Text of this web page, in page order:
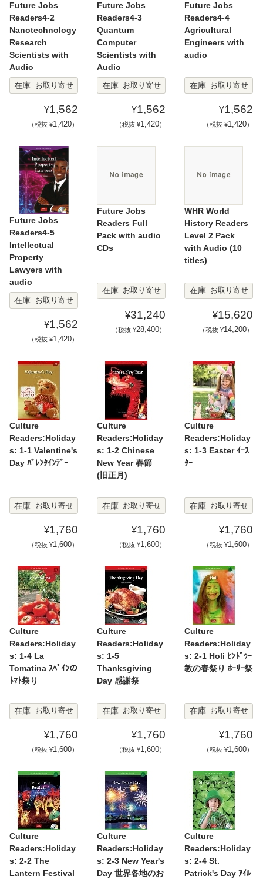
Future Jobs
Readers4-2
Nanotechnology
Research
Scientists with
Audio
在庫
お取り寄せ
¥1,562
（税抜 ¥1,420）
Future Jobs
Readers4-3
Quantum
Computer
Scientists with
Audio
在庫
お取り寄せ
¥1,562
（税抜 ¥1,420）
Future Jobs
Readers4-4
Agricultural
Engineers with
audio
在庫 お取り寄せ
¥1,562
（税抜 ¥1,420）
Future Jobs
Readers4-5
Intellectual
Property
Lawyers with
audio
在庫
お取り寄せ
¥1,562
（税抜 ¥1,420）
Future Jobs
Readers Full
Pack with audio
CDs
在庫 お取り寄せ
¥31,240
（税抜 ¥28,400）
WHR World
History Readers
Level 2 Pack
with Audio (10
titles)
在庫 お取り寄せ
¥15,620
（税抜 ¥14,200）
Culture
Readers:Holiday
s: 1-1 Valentine's
Day ﾊﾞﾚﾝﾀｲﾝﾃﾞｰ
在庫 お取り寄せ
¥1,760
（税抜 ¥1,600）
Culture
Readers:Holiday
s: 1-2 Chinese
New Year 春節
(旧正月)
在庫 お取り寄せ
¥1,760
（税抜 ¥1,600）
Culture
Readers:Holiday
s: 1-3 Easter ｲｰｽ
ﾀｰ
在庫 お取り寄せ
¥1,760
（税抜 ¥1,600）
Culture
Readers:Holiday
s: 1-4 La
Tomatina ｽﾍﾟｲﾝの
ﾄﾏﾄ祭り
在庫 お取り寄せ
¥1,760
（税抜 ¥1,600）
Culture
Readers:Holiday
s: 1-5
Thanksgiving
Day 感謝祭
在庫 お取り寄せ
¥1,760
（税抜 ¥1,600）
Culture
Readers:Holiday
s: 2-1 Holi ﾋﾝﾄﾞｩｰ
教の春祭り ﾎｰﾘｰ祭
在庫 お取り寄せ
¥1,760
（税抜 ¥1,600）
Culture
Readers:Holiday
s: 2-2 The
Lantern Festival
Culture
Readers:Holiday
s: 2-3 New Year's
Day 世界各地のお
Culture
Readers:Holiday
s: 2-4 St.
Patrick's Day ｱｲﾙ